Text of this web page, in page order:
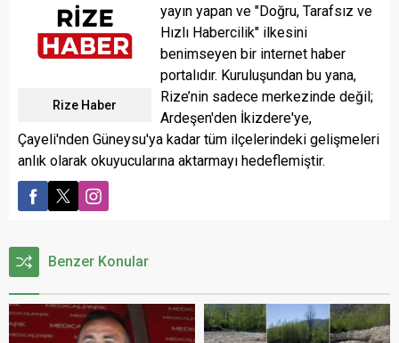
Rize Haber
yayın yapan ve "Doğru, Tarafsız ve
Hızlı Habercilik" ilkesini
benimseyen bir internet haber
portalıdır. Kuruluşundan bu yana,
Rize’nin sadece merkezinde değil;
Ardeşen'den İkizdere'ye,
Çayeli'nden Güneysu'ya kadar tüm ilçelerindeki gelişmeleri
anlık olarak okuyucularına aktarmayı hedeflemiştir.
Benzer Konular